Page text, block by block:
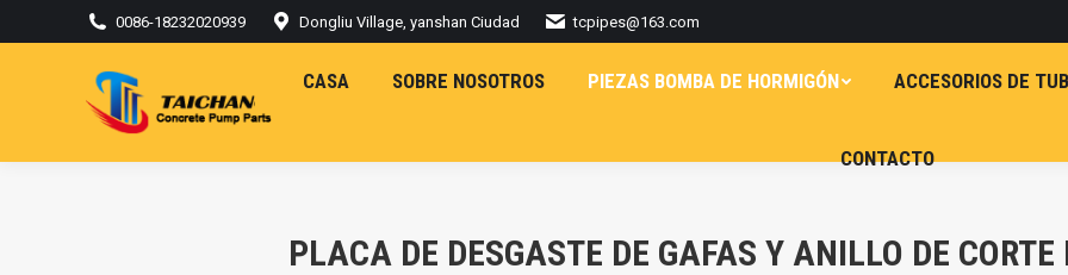
0086-18232020939 Dongliu Village, yanshan Ciudad tcpipes@163.com
CASA SOBRE NOSOTROS PIEZAS BOMBA DE HORMIGÓN ACCESORIOS DE
CONTACTO
PLACA DE DESGASTE DE GAFAS Y ANILLO DE